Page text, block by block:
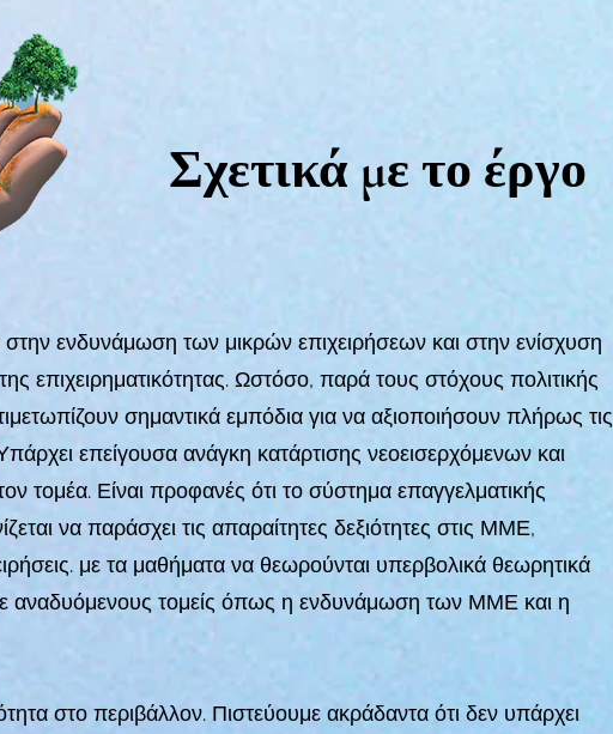
Σχετικά με το έργο
ενδυνάμωση των μικρών επιχειρήσεων και στην ενίσχυση
Ωστόσο, παρά τους στόχους πολιτικής
σημαντικά εμπόδια για να αξιοποιήσουν πλήρως τις
επείγουσα ανάγκη κατάρτισης νεοεισερχόμενων και
τομέα. Είναι προφανές ότι το σύστημα επαγγελματικής
να παράσχει τις απαραίτητες δεξιότητες στις ΜΜΕ,
με τα μαθήματα να θεωρούνται υπερβολικά θεωρητικά
αναδυόμενους τομείς όπως η ενδυνάμωση των ΜΜΕ και η
στο περιβάλλον. Πιστεύουμε ακράδαντα ότι δεν υπάρχει